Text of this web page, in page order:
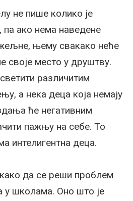
не пише колико је
па ако нема наведене
њему свакако неће
своје место у друштву.
различитим
а нека деца која немају
ће негативним
пажњу на себе. То
интелигентна деца.
да се реши проблем
школама. Оно што је